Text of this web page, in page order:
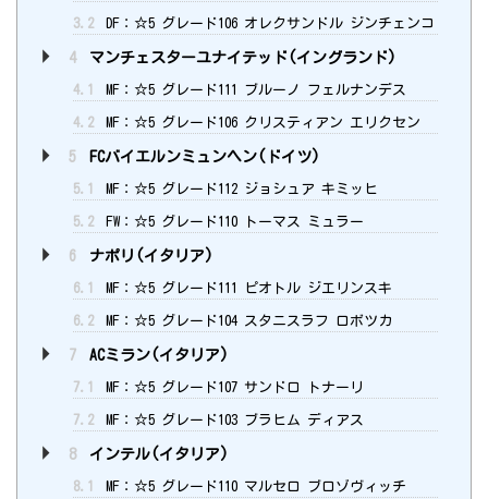
3.2 DF：☆5 グレード106 オレクサンドル ジンチェンコ
4 マンチェスターユナイテッド(イングランド)
4.1 MF：☆5 グレード111 ブルーノ フェルナンデス
4.2 MF：☆5 グレード106 クリスティアン エリクセン
5 FCバイエルンミュンヘン(ドイツ)
5.1 MF：☆5 グレード112 ジョシュア キミッヒ
5.2 FW：☆5 グレード110 トーマス ミュラー
6 ナポリ(イタリア)
6.1 MF：☆5 グレード111 ピオトル ジエリンスキ
6.2 MF：☆5 グレード104 スタニスラフ ロボツカ
7 ACミラン(イタリア)
7.1 MF：☆5 グレード107 サンドロ トナーリ
7.2 MF：☆5 グレード103 ブラヒム ディアス
8 インテル(イタリア)
8.1 MF：☆5 グレード110 マルセロ ブロゾヴィッチ